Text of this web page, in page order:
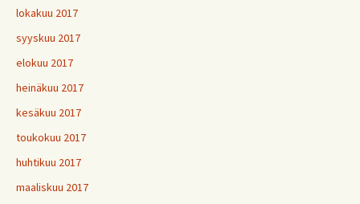
lokakuu 2017
syyskuu 2017
elokuu 2017
heinäkuu 2017
kesäkuu 2017
toukokuu 2017
huhtikuu 2017
maaliskuu 2017